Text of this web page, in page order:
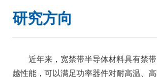
研究方向
近年来，宽禁带半导体材料具有禁
越性能，可以满足功率器件对耐高温、